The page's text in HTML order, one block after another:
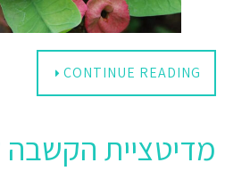
CONTINUE READING
מדיטציית